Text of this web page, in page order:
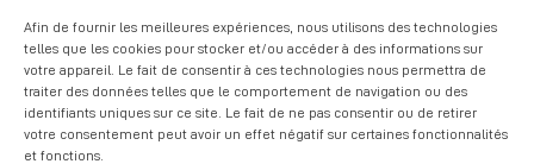
Afin de fournir les meilleures expériences, nous utilisons des technologies
telles que les cookies pour stocker et/ou accéder à des informations sur
votre appareil. Le fait de consentir à ces technologies nous permettra de
traiter des données telles que le comportement de navigation ou des
identifiants uniques sur ce site. Le fait de ne pas consentir ou de retirer
votre consentement peut avoir un effet négatif sur certaines fonctionnalités
et fonctions.